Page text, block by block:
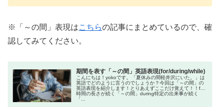
※「～の間」表現はこちらの記事にまとめているので、確
認してみてください。
期間を表す「～の間」英語表現(for/during/while)
こんにちは！yokoです。「夏休みの間軽井沢にいた。」は
英語でどのように言うのでしょうか？今回は「～の間」の
英語表現を紹介します！とりあえずここだけ覚えて！！for
時間の長さが続く「～の間」during特定の出来事が続く
「...